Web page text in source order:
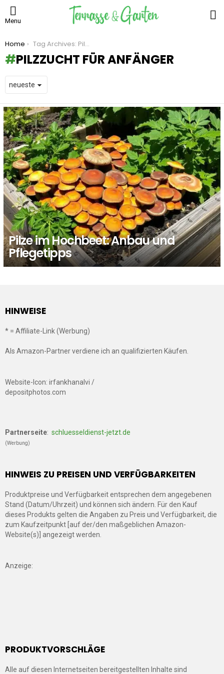
Menu
You are here:
Home Tag Archives: Pilzzucht für Anfänger
PILZZUCHT FÜR ANFÄNGER
LATEST
STORIES
Pilze im Hochbeet: Anbau und
Pflegetipps
HINWEISE
* = Affiliate-Link (Werbung)
Als Amazon-Partner verdiene ich an qualifizierten Käufen.
Website-Icon: irfankhanalvi /
depositphotos.com
Partnerseite: schluesseldienst-jetzt.de
(Werbung)
HINWEIS ZU PREISEN UND VERFÜGBARKEITEN
Produktpreise und Verfügbarkeit entsprechen dem angegebenen
Stand (Datum/Uhrzeit) und können sich ändern. Für den Kauf
dieses Produkts gelten die Angaben zu Preis und Verfügbarkeit, die
zum Kaufzeitpunkt [auf der/den maßgeblichen Amazon-
Website(s)] angezeigt werden.
Anzeige:
PRODUKTVORSCHLÄGE
Alle auf diesen Internetseiten bereitgestellten Inhalte sind